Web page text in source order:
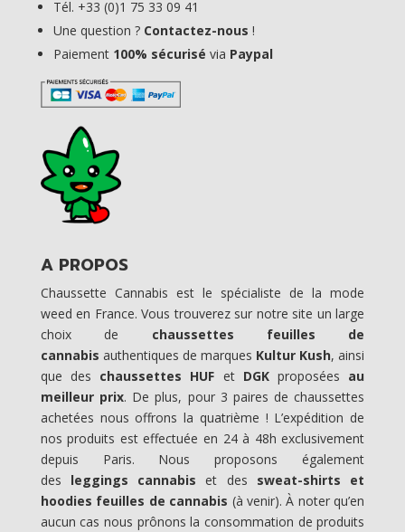
Tél. +33 (0)1 75 33 09 41
Une question ? Contactez-nous !
Paiement 100% sécurisé via Paypal
A PROPOS
Chaussette Cannabis est le spécialiste de la mode
weed en France. Vous trouverez sur notre site un large
choix de chaussettes feuilles de
cannabis authentiques de marques Kultur Kush, ainsi
que des chaussettes HUF et DGKproposées au
meilleur prix. De plus, pour 3 paires de chaussettes
achetées nous offrons la quatrième ! L’expédition de
nos produits est effectuée en 24 à 48h exclusivement
depuis Paris. Nous proposons également
des leggings cannabis et des sweat-shirts et
hoodies feuilles de cannabis (à venir). À noter qu’en
aucun cas nous prônons la consommation de produits